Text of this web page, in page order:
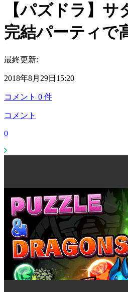
【パズドラ】
完結パーティで
最終更新:
2018年8月29日15:20
コメント 0 件
コメント
0